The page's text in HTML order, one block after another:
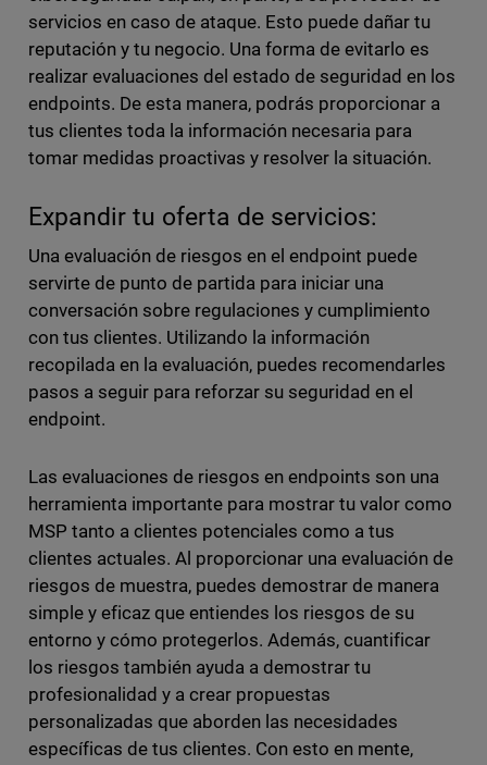
servicios en caso de ataque. Esto puede dañar tu
reputación y tu negocio. Una forma de evitarlo es
realizar evaluaciones del estado de seguridad en los
endpoints. De esta manera, podrás proporcionar a
tus clientes toda la información necesaria para
tomar medidas proactivas y resolver la situación.
Expandir tu oferta de servicios:
Una evaluación de riesgos en el endpoint puede
servirte de punto de partida para iniciar una
conversación sobre regulaciones y cumplimiento
con tus clientes. Utilizando la información
recopilada en la evaluación, puedes recomendarles
pasos a seguir para reforzar su seguridad en el
endpoint.
Las evaluaciones de riesgos en endpoints son una
herramienta importante para mostrar tu valor como
MSP tanto a clientes potenciales como a tus
clientes actuales. Al proporcionar una evaluación de
riesgos de muestra, puedes demostrar de manera
simple y eficaz que entiendes los riesgos de su
entorno y cómo protegerlos. Además, cuantificar
los riesgos también ayuda a demostrar tu
profesionalidad y a crear propuestas
personalizadas que aborden las necesidades
específicas de tus clientes. Con esto en mente,